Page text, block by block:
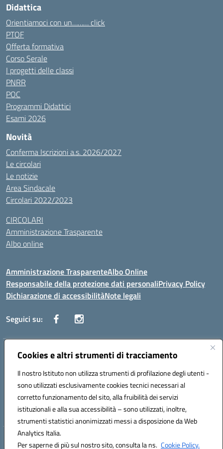
Cookies e altri strumenti di tracciamento
Il nostro Istituto non utilizza strumenti di profilazione degli utenti -
sono utilizzati esclusivamente cookies tecnici necessari al
corretto funzionamento del sito, alla fruibilità dei servizi
istituzionali e alla sua accessibilità – sono utilizzati, inoltre,
strumenti statistici anonimizzati messi a disposizione da Web
Analytics Italia.
Per saperne di più sul nostro sito, consulta la ns. Cookie Policy.
Didattica
Orientiamoci con un……… click
PTOF
Offerta formativa
Corso Serale
I progetti delle classi
PNRR
POC
Programmi Didattici
Esami 2026
Novità
Conferma Iscrizioni a.s. 2026/2027
Le circolari
Le notizie
Area Sindacale
Circolari 2022/2023
CIRCOLARI
Amministrazione Trasparente
Albo online
Amministrazione TrasparenteAlbo Online
Responsabile della protezione dati personaliPrivacy Policy
Dichiarazione di accessibilitàNote legali
Seguici su:
Indirizzo:Corso Vittorio Emanuele, 27 90133 - Palermo
Posta elettronica certificata (PEC):pais03600r@pec.istruzione.it
Codice fiscale: 97308550827
Codice meccanografico: PAIS03600R
Hosting & Powered by 3D Solution S.r.l.